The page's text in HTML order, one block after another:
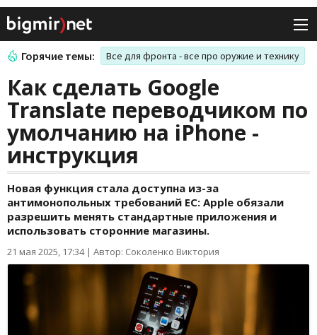
Горячие темы: Все для фронта - все про оружие и технику
Как сделать Google
Translate переводчиком по
умолчанию на iPhone -
инструкция
Новая функция стала доступна из-за
антимонопольных требований ЕС: Apple обязали
разрешить менять стандартные приложения и
использовать сторонние магазины.
21 мая 2025, 17:34| Автор: Соколенко Виктория